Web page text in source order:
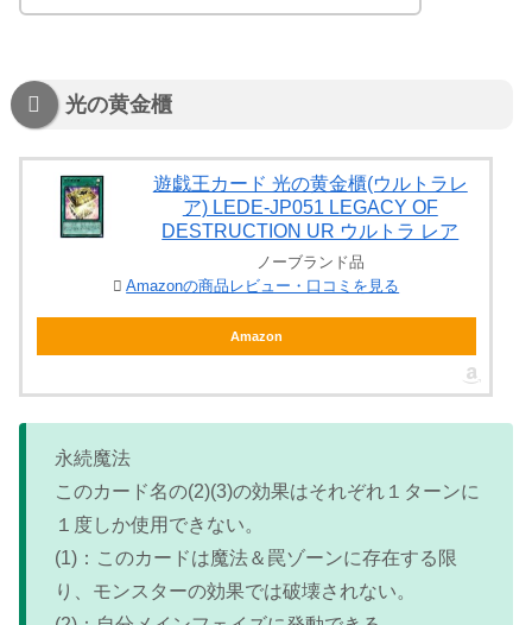
光の黄金櫃
遊戯王カード 光の黄金櫃(ウルトラレ
ア) LEDE-JP051 LEGACY OF
DESTRUCTION UR ウルトラ レア
ノーブランド品
Amazonの商品レビュー・口コミを見る
Amazon
永続魔法
このカード名の(2)(3)の効果はそれぞれ１ターンに
１度しか使用できない。
(1)：このカードは魔法＆罠ゾーンに存在する限
り、モンスターの効果では破壊されない。